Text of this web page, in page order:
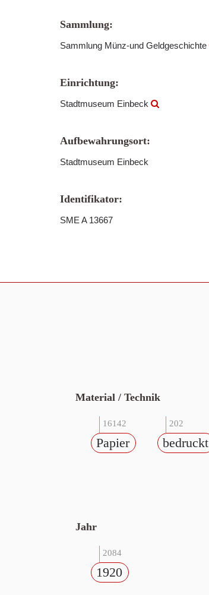
Sammlung:
Sammlung Münz-und Geldgeschichte
Einrichtung:
Stadtmuseum Einbeck
Aufbewahrungsort:
Stadtmuseum Einbeck
Identifikator:
SME A 13667
Material / Technik
16142
Papier
202
bedruckt
Jahr
2084
1920